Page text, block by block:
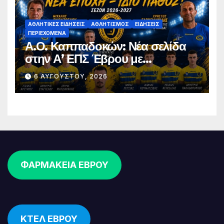
ΑΘΛΗΤΙΚΈΣ ΕΙΔΉΣΕΙΣ ΑΘΛΗΤΙΣΜΌΣ
ΕΙΔΉΣΕΙΣ
ΠΕΡΙΕΧΌΜΕΝΑ
Α.Ο. Καππαδοκών: Νέα σελίδα
στην Α’ ΕΠΣ Έβρου με
φιλοδοξίες, σταθερότητα και
επένδυση στη νέα γενιά
6 ΑΥΓΟΎΣΤΟΥ, 2026
ΦΑΡΜΑΚΕΙΑ ΕΒΡΟΥ
ΚΤΕΛ ΕΒΡΟΥ